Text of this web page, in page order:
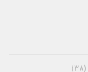
(۳۸)